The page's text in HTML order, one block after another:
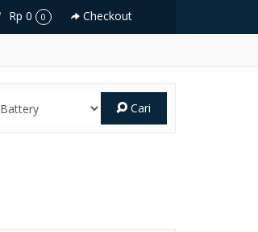
Rp 0 0 Checkout
Cari